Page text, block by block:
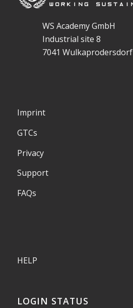
WS Academy GmbH
Industrial site 8
7041 Wulkaprodersdorf
Imprint
GTCs
Privacy
Support
FAQs
HELP
LOGIN STATUS